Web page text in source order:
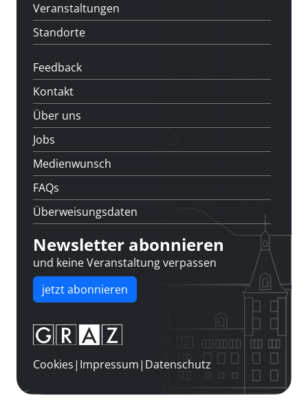
Veranstaltungen
Standorte
Feedback
Kontakt
Über uns
Jobs
Medienwunsch
FAQs
Überweisungsdaten
Newsletter abonnieren
und keine Veranstaltung verpassen
jetzt abonnieren
Cookies| Impressum| Datenschutz